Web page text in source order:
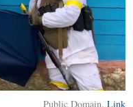
Public Domain,Link